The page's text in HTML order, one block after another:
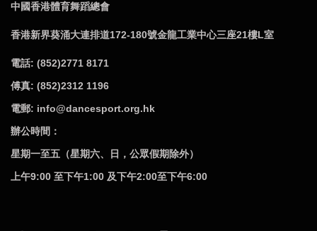
中國香港體育舞蹈總會
香港新界葵涌大連排道172-180號金龍工業中心三座21樓L室
電話: (852)2771 8171
傅真: (852)2312 1196
電郵: info@dancesport.org.hk
辦公時間：
星期一至五（星期六、日，公眾假期除外）
上午9:00 至下午1:00 及下午2:00至下午6:00